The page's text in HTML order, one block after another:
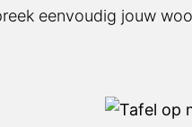
woonwensen.In